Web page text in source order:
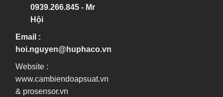
0939.266.845 - Mr
Hội
Email :
hoi.nguyen@huphaco.vn
Website :
www.cambiendoapsuat.vn
& prosensor.vn